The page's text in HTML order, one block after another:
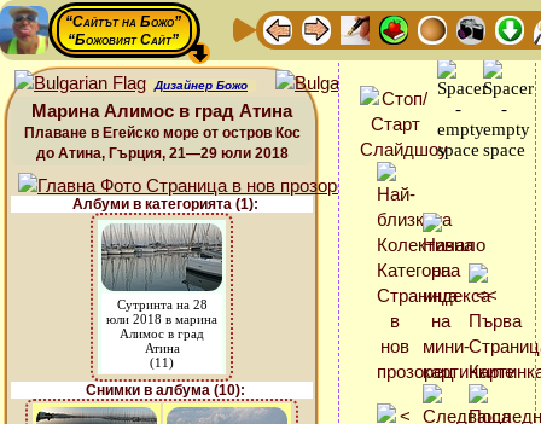
“Сайтът на Божо”
“Божовият Сайт”
Дизайнер Божо
Марина Алимос в град Атина
Плаване в Егейско море от остров Кос
до Атина, Гърция, 21—29 юли 2018
Албуми в категорията (1):
Сутринта на 28
юли 2018 в марина
Алимос в град
Атина
(11)
Снимки в албума (10):